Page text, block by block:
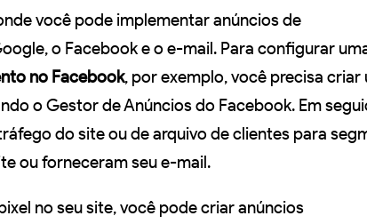
você pode implementar anúncios de
o Facebook e o e-mail. Para configurar
no Facebook, por exemplo, você precisa criar
o Gestor de Anúncios do Facebook. Em
do site ou de arquivo de clientes para
ou forneceram seu e-mail.
no seu site, você pode criar anúncios